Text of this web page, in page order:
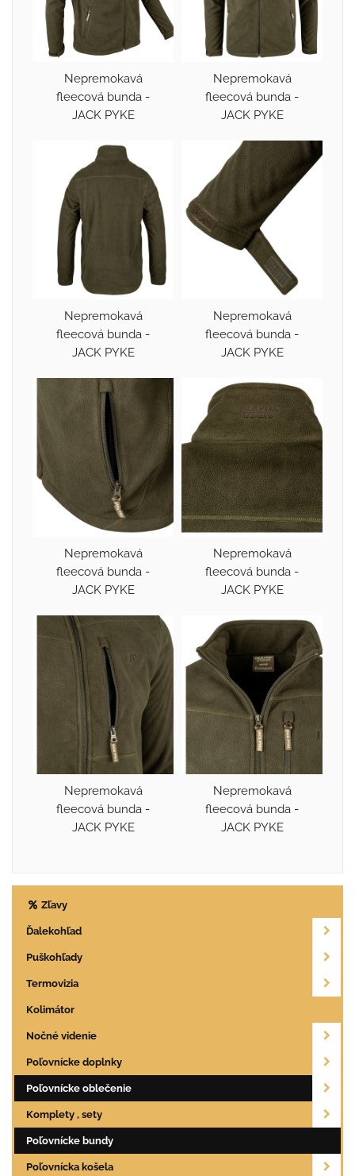
Nepremokavá
fleecová bunda -
JACK PYKE
Nepremokavá
fleecová bunda -
JACK PYKE
Nepremokavá
fleecová bunda -
JACK PYKE
Nepremokavá
fleecová bunda -
JACK PYKE
Nepremokavá
fleecová bunda -
JACK PYKE
Nepremokavá
fleecová bunda -
JACK PYKE
Nepremokavá
fleecová bunda -
JACK PYKE
Nepremokavá
fleecová bunda -
JACK PYKE
Zľavy
Ďalekohľad
Puškohľady
Termovizia
Kolimátor
Nočné videnie
Poľovnícke doplnky
Poľovnícke oblečenie
Komplety , sety
Poľovnícke bundy
Poľovnícka košela